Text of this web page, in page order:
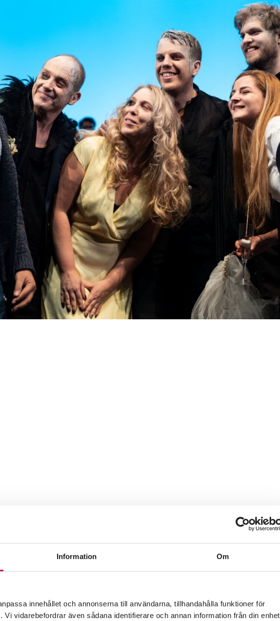
Information Om
innehållet och annonserna till användarna, tillhandahålla funktioner för
vidarebefordrar även sådana identifierare och annan information från din enhet
Stipendiefond
stadgar för Föreningen
stadgar för Föreningen
SKICKA